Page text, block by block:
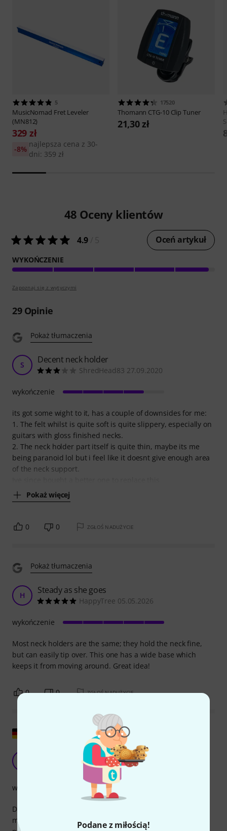
Podane z miłością!
5
MusicNomad Fret Leveler
(MN812)
329 zł
najlepsza cena z 30-
dni: 359 zł
-8%
17520
Thomann CTG-10 Clip Tuner
21,30 zł
48 Oceny klientów
4.9 Oceń artykuł
WYKOŃCZENIE
Zapoznaj się z wytyczymi
29Opinie
Pokaż tłumaczenia
S Decent neck holder
ShredHead83 27.09.2020
its got some wight to it, has a couple of downsides for me:
1. The felt whilst is quite soft is quite slippery, especially on
guitars with gloss finished necks.
2. The neck holder part itself is quite thin, maybe its me
being paranoid lol but i feel like it doesnt give enough area
of the neck support.
Pokaż więcej
wykończenie
0 0 ZGŁOŚ NADUŻYCIE
Pokaż tłumaczenia
H Steady as she goes
HappyTree 05.05.2026
Most neck holders are the same; they hold the neck fine,
but can easily tip over. This one has a wide base which
keeps it from moving around. Great idea!
wykończenie
0 0 ZGŁOŚ NADUŻYCIE
Stabilny uchwyt do pracy przy gitarze
Mike0 10.05.2020
Działa i jest dobrze wykonany. Moim zdaniem, cena
mogłaby być nieco niższa. Regulacja wysokości jest
wykończenie